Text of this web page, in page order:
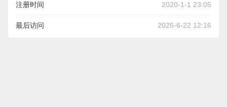
注册时间 2020-1-1 23:05
最后访问 2026-6-22 12:16